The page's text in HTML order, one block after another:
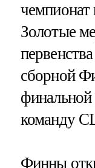
Золотые
сборной
финальной
команду
Финны